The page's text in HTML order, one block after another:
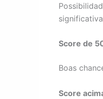
Score de
Boas
Score